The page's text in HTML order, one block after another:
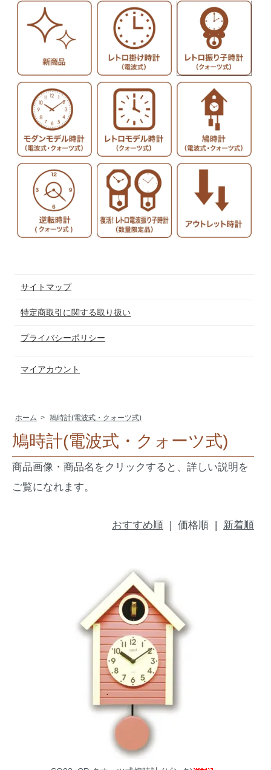
サイトマップ
特定商取引に関する取り扱い
プライバシーポリシー
マイアカウント
ホーム > 鳩時計(電波式・クォーツ式)
鳩時計(電波式・クォーツ式)
商品画像・商品名をクリックすると、詳しい説明を
ご覧になれます。
おすすめ順| 価格順 | 新着順